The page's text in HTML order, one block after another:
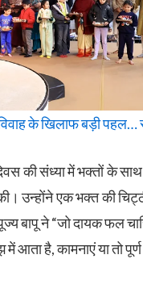
के खिलाफ बड़ी
की संध्या में भक्तों के
उन्होंने एक भक्त की
बापू ने “जो दायक फल
आता है, कामनाएं या तो